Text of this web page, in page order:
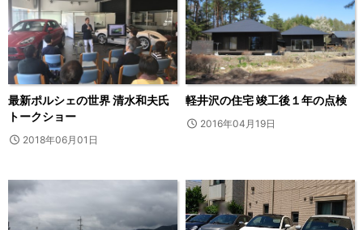
最新ポルシェの世界 清水和夫氏
トークショー
2018年06月01日
軽井沢の住宅 竣工後１年の点検
2016年04月19日